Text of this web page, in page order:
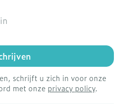
schrijft u zich in voor onze
met onze privacy policy.